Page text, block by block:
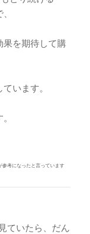
果を期待して購
います。
参考になったと言っています
ていたら、だん